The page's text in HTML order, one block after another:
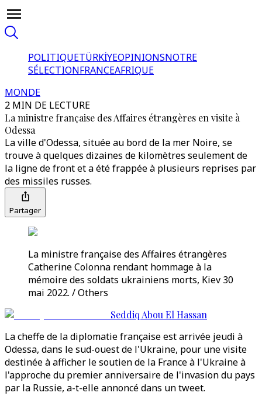
POLITIQUETÜRKİYEOPINIONSNOTRE
SÉLECTIONFRANCEAFRIQUE
MONDE
2 MIN DE LECTURE
La ministre française des Affaires étrangères en visite à
Odessa
La ville d'Odessa, située au bord de la mer Noire, se
trouve à quelques dizaines de kilomètres seulement de
la ligne de front et a été frappée à plusieurs reprises par
des missiles russes.
Partager
La ministre française des Affaires étrangères
Catherine Colonna rendant hommage à la
mémoire des soldats ukrainiens morts, Kiev 30
mai 2022. / Others
Seddiq Abou El Hassan
La cheffe de la diplomatie française est arrivée jeudi à
Odessa, dans le sud-ouest de l'Ukraine, pour une visite
destinée à afficher le soutien de la France à l'Ukraine à
l'approche du premier anniversaire de l'invasion du pays
par la Russie, a-t-elle annoncé dans un tweet.